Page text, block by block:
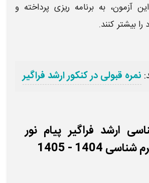
آزمون، به برنامه ریزی پرداخته و
بیشتر کنند.
نمره قبولی در کنکور ارشد فراگیر
ارشد فراگیر پیام نور
1404 - 1405